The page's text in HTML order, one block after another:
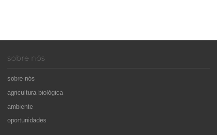
sobre nós
sobre nós
agricultura biológica
ambiente
oportunidades